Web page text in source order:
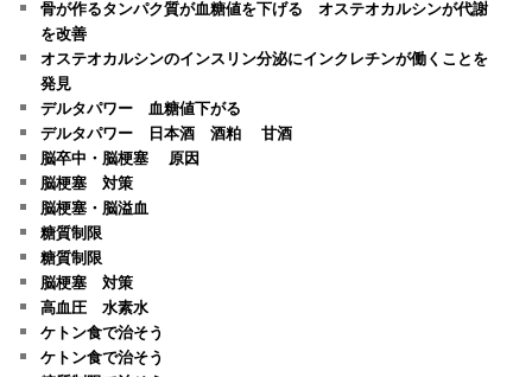
骨が作るタンパク質が血糖値を下げる オステオカルシンが代謝
を改善
オステオカルシンのインスリン分泌にインクレチンが働くことを
発見
デルタパワー 血糖値下がる
デルタパワー 日本酒 酒粕 甘酒
脳卒中・脳梗塞 原因
脳梗塞 対策
脳梗塞・脳溢血
糖質制限
糖質制限
脳梗塞 対策
高血圧 水素水
ケトン食で治そう
ケトン食で治そう